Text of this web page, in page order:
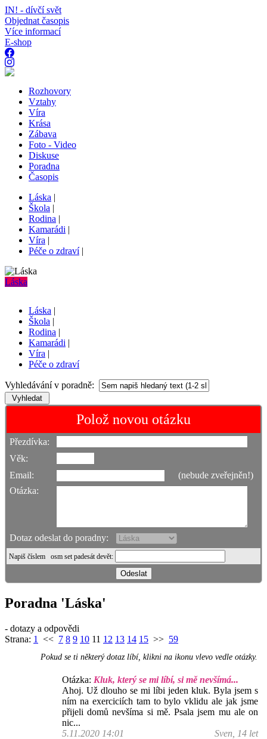
IN! - dívčí svět
Objednat časopis
Více informací
E-shop
Rozhovory
Vztahy
Víra
Krása
Zábava
Foto - Video
Diskuse
Poradna
Časopis
Láska |
Škola |
Rodina |
Kamarádi |
Víra |
Péče o zdraví|
Láska
Láska |
Škola |
Rodina |
Kamarádi |
Víra |
Péče o zdraví
Vyhledávání v poradně:
Polož novou otázku
Přezdívka:
Věk:
Email:
(nebude zveřejněn!)
Otázka:
Dotaz odeslat do poradny:
Napiš číslem osm set padesát devět:
Poradna 'Láska'
- dotazy a odpovědi
Strana: 1 << 7 8 9 10 11 12 13 14 15 >> 59
Pokud se ti některý dotaz líbí, klikni na ikonu vlevo vedle otázky.
Otázka: Kluk, který se mi líbí, si mě nevšímá...
Ahoj. Už dlouho se mi líbi jeden kluk. Byla jsem s
ním na exerciciích tam to bylo vklidu ale jak jsme
přijeli domů nevšíma si mě. Psala jsem mu ale on
nic...
5.11.2020 14:01
Sven, 14 let